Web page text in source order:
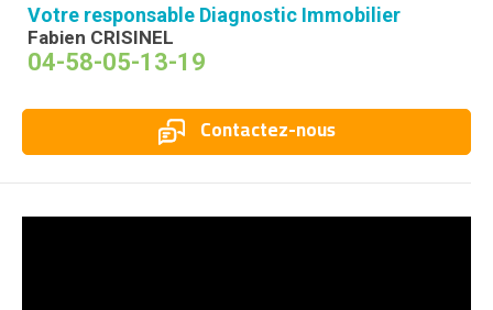
Votre responsable Diagnostic Immobilier
Fabien CRISINEL
04-58-05-13-19
Contactez-nous